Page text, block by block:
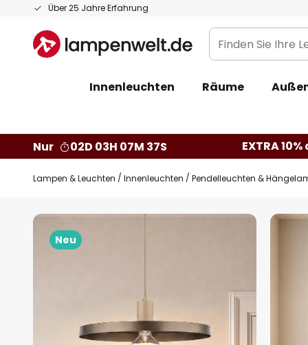
Über 25 Jahre Erfahrung
Zum
springen
Finden
Sie
Leuchte...
Innenleuchten Räume
Nur
02D 03H 07M 36S EXTRA
Lampen & Leuchten Innenleuchten Pendelleuchten &
Neu
Zum
Ende